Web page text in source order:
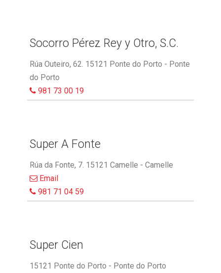
Socorro Pérez Rey y Otro, S.C.
Rúa Outeiro, 62. 15121 Ponte do Porto - Ponte
do Porto
981 73 00 19
Super A Fonte
Rúa da Fonte, 7. 15121 Camelle - Camelle
Email
981 71 04 59
Super Cien
15121 Ponte do Porto - Ponte do Porto